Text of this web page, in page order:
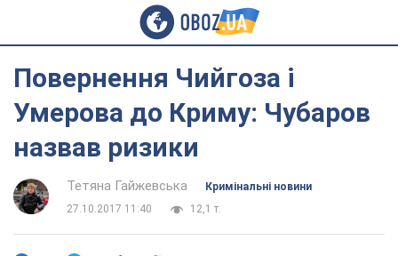
Повернення Чийгоза і
Умерова до Криму: Чубаров
назвав ризики
Тетяна Гайжевська
Кримінальні новини
27.10.2017 11:40
12,1 т.